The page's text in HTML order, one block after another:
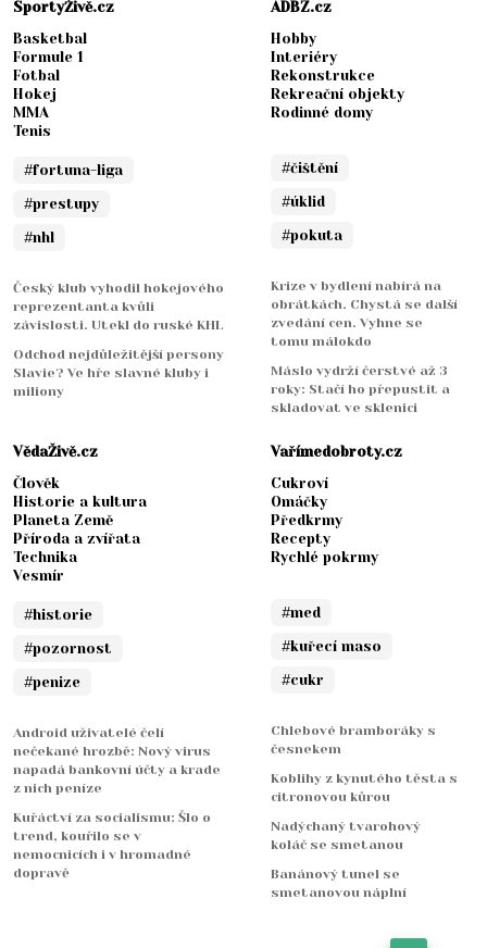
SportyŽivě.cz
Basketbal
Formule 1
Fotbal
Hokej
MMA
Tenis
#fortuna-liga
#prestupy
#nhl
Český klub vyhodil hokejového
reprezentanta kvůli
závislosti. Utekl do ruské KHL
Odchod nejdůležitější persony
Slavie? Ve hře slavné kluby i
miliony
ADBZ.cz
Hobby
Interiéry
Rekonstrukce
Rekreační objekty
Rodinné domy
#čištění
#úklid
#pokuta
Krize v bydlení nabírá na
obrátkách. Chystá se další
zvedání cen. Vyhne se
tomu málokdo
Máslo vydrží čerstvé až 3
roky: Stačí ho přepustit a
skladovat ve sklenici
VědaŽivě.cz
Člověk
Historie a kultura
Planeta Země
Příroda a zvířata
Technika
Vesmír
#historie
#pozornost
#penize
Android uživatelé čelí
nečekané hrozbě: Nový virus
napadá bankovní účty a krade
z nich peníze
Kuřáctví za socialismu: Šlo o
trend, kouřilo se v
nemocnicích i v hromadné
dopravě
Vařímedobroty.cz
Cukroví
Omáčky
Předkrmy
Recepty
Rychlé pokrmy
#med
#kuřecí maso
#cukr
Chlebové bramboráky s
česnekem
Koblihy z kynutého těsta s
citronovou kůrou
Nadýchaný tvarohový
koláč se smetanou
Banánový tunel se
smetanovou náplní